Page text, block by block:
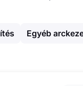
Egyéb